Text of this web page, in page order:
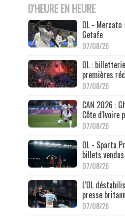
D'HEURE EN HEURE
OL - Mercato
Getafe
07/08/26
OL :
premières
07/08/26
CAN 2026 :
Côte d'Ivoire
07/08/26
OL - Sparta
billets vendus
07/08/26
L'OL
presse
07/08/26